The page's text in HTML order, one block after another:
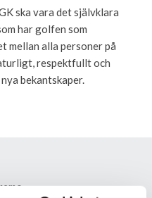
ska vara det självklara
har golfen som
alla personer på
respektfullt och
bekantskaper.